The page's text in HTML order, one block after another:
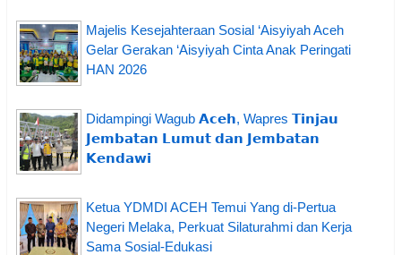
Majelis Kesejahteraan Sosial ‘Aisyiyah Aceh
Gelar Gerakan ‘Aisyiyah Cinta Anak Peringati
HAN 2026
Didampingi Wagub 𝗔𝗰𝗲𝗵, Wapres 𝗧𝗶𝗻𝗷𝗮𝘂
𝗝𝗲𝗺𝗯𝗮𝘁𝗮𝗻 𝗟𝘂𝗺𝘂𝘁 𝗱𝗮𝗻 𝗝𝗲𝗺𝗯𝗮𝘁𝗮𝗻
𝗞𝗲𝗻𝗱𝗮𝘄𝗶
Ketua YDMDI ACEH Temui Yang di-Pertua
Negeri Melaka, Perkuat Silaturahmi dan Kerja
Sama Sosial-Edukasi